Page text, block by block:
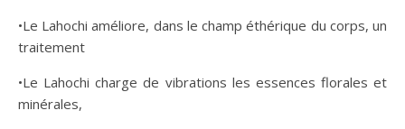
•Le Lahochi améliore, dans le champ éthérique du corps, un
traitement
•Le Lahochi charge de vibrations les essences florales et
minérales,